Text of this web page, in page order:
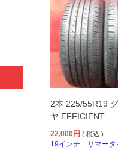
2本 225/55R19
ヤ EFFICIENT
22,000円 ( 税込 )
19インチ サマータ